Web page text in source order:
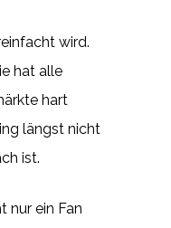
wird.
hat alle
hart
längst nicht
ist.
nur ein Fan